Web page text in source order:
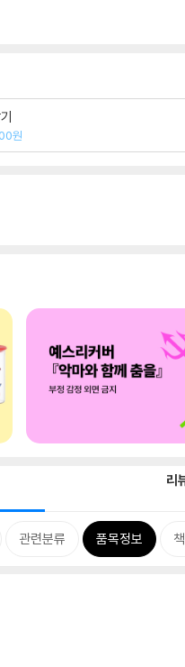
원
리
관련분류 품목정보